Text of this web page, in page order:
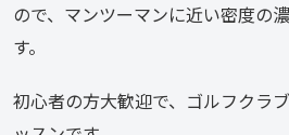
ので、マンツーマンに近い密度の
す。
初心者の方大歓迎で、ゴルフクラ